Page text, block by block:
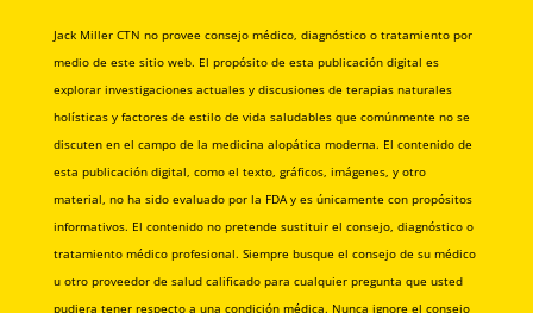
Jack Miller CTN no provee consejo médico, diagnóstico o tratamiento por
medio de este sitio web. El propósito de esta publicación digital es
explorar investigaciones actuales y discusiones de terapias naturales
holísticas y factores de estilo de vida saludables que comúnmente no se
discuten en el campo de la medicina alopática moderna. El contenido de
esta publicación digital, como el texto, gráficos, imágenes, y otro
material, no ha sido evaluado por la FDA y es únicamente con propósitos
informativos. El contenido no pretende sustituir el consejo, diagnóstico o
tratamiento médico profesional. Siempre busque el consejo de su médico
u otro proveedor de salud calificado para cualquier pregunta que usted
pudiera tener respecto a una condición médica. Nunca ignore el consejo